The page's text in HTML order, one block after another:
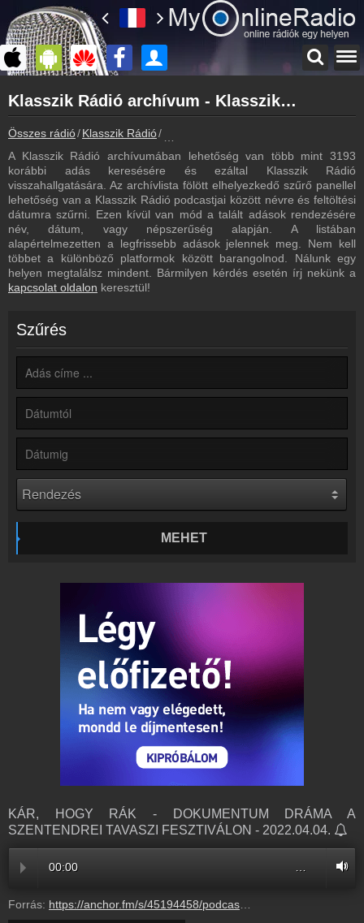
myonlineradio.hu
Klasszik Rádió
Vissza a Klasszik Rádió oldalára
Bejelentkezés
Hozz létre saját fiókot!
Most szól
Tudd meg mi szólt eddig
Műsorújság
Klasszik Rádió műsorai
Hírek
Kapcsolat
Írj nekünk!
Partnerek
Rádiós partnerek
Ágyazd be weboldaladba
Készítés lépésről lépésre
Klasszik Rádió archívum - Klasszik Rádió podcasts - Klasszik Rádió visszahallgatás
Összes rádió Klasszik Rádió
A Klasszik Rádió archívumában lehetőség van több mint 3193
korábbi adás keresésére és ezáltal Klasszik Rádió
visszahallgatására. Az archívlista fölött elhelyezkedő szűrő panellel
lehetőség van a Klasszik Rádió podcastjai között névre és feltöltési
dátumra szűrni. Ezen kívül van mód a talált adások rendezésére
név, dátum, vagy népszerűség alapján. A listában
alapértelmezetten a legfrissebb adások jelennek meg. Nem kell
többet a különböző platformok között barangolnod. Nálunk egy
helyen megtalálsz mindent. Bármilyen kérdés esetén írj nekünk a
kapcsolat oldalon keresztül!
Szűrés
MEHET
KÁR, HOGY RÁK - DOKUMENTUM DRÁMA A
SZENTENDREI TAVASZI FESZTIVÁLON - 2022.04.04.
00:00
Forrás: https://anchor.fm/s/45194458/podcast/play/50074543/https%3A%2F%2Fd3ctxlq1ktw2nl.cloudfront.net%2Fstaging%2F2022-3-4%2F257785117-44100-2-3857ed5ddb9ca.m4a